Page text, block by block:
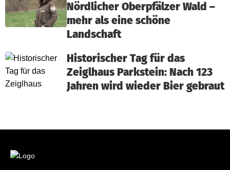
Nördlicher Oberpfälzer Wald –
mehr als eine schöne
Landschaft
Historischer Tag für das
Zeiglhaus Parkstein: Nach 123
Jahren wird wieder Bier gebraut